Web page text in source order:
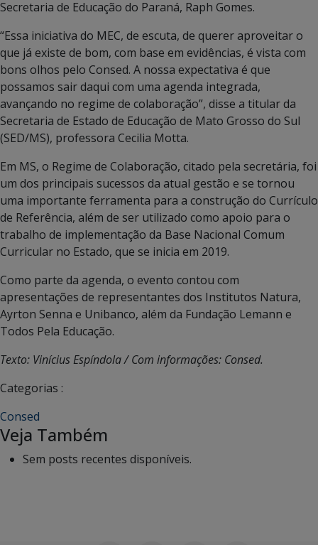
Secretaria de Educação do Paraná, Raph Gomes.
“Essa iniciativa do MEC, de escuta, de querer aproveitar o
que já existe de bom, com base em evidências, é vista com
bons olhos pelo Consed. A nossa expectativa é que
possamos sair daqui com uma agenda integrada,
avançando no regime de colaboração”, disse a titular da
Secretaria de Estado de Educação de Mato Grosso do Sul
(SED/MS), professora Cecilia Motta.
Em MS, o Regime de Colaboração, citado pela secretária, foi
um dos principais sucessos da atual gestão e se tornou
uma importante ferramenta para a construção do Currículo
de Referência, além de ser utilizado como apoio para o
trabalho de implementação da Base Nacional Comum
Curricular no Estado, que se inicia em 2019.
Como parte da agenda, o evento contou com
apresentações de representantes dos Institutos Natura,
Ayrton Senna e Unibanco, além da Fundação Lemann e
Todos Pela Educação.
Texto: Vinícius Espíndola / Com informações: Consed.
Categorias :
Consed
Veja Também
Sem posts recentes disponíveis.